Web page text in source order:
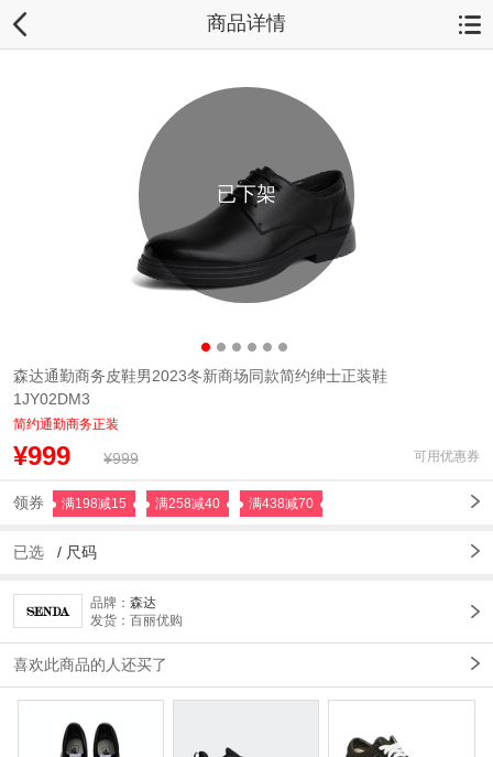
商品详情
已下架
森达通勤商务皮鞋男2023冬新商场同款简约绅士正装鞋
1JY02DM3
简约通勤商务正装
¥999 ¥999 可用优惠券
领券 满198减15 满258减40 满438减70
已选 / 尺码
品牌： 森达
发货：百丽优购
喜欢此商品的人还买了